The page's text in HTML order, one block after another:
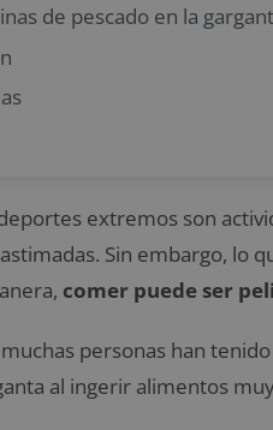
de pescado en la
extremos son
Sin embargo, lo
comer puede ser
personas han tenido
al ingerir alimentos